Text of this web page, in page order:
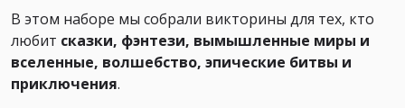
В этом наборе мы собрали викторины для тех, кто
любит сказки, фэнтези, вымышленные миры и
вселенные, волшебство, эпические битвы и
приключения.